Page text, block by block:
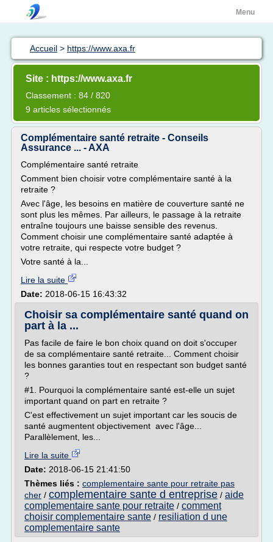
Menu
Accueil > https://www.axa.fr
Site : https://www.axa.fr
Classement : 84 / 820
9 articles sélectionnés
Complémentaire santé retraite - Conseils
Assurance ... - AXA
Complémentaire santé retraite
Comment bien choisir votre complémentaire santé à la
retraite ?
Avec l'âge, les besoins en matière de couverture santé ne
sont plus les mêmes. Par ailleurs, le passage à la retraite
entraîne toujours une baisse sensible des revenus.
Comment choisir une complémentaire santé adaptée à
votre retraite, qui respecte votre budget ?
Votre santé à la...
Lire la suite
Date: 2018-06-15 16:43:32
Choisir sa complémentaire santé quand on
part à la ...
Pas facile de faire le bon choix quand on doit s'occuper
de sa complémentaire santé retraite... Comment choisir
les bonnes garanties tout en respectant son budget santé
?
#1. Pourquoi la complémentaire santé est-elle un sujet
important quand on part en retraite ?
C'est effectivement un sujet important car les soucis de
santé augmentent objectivement avec l'âge...
Parallèlement, les...
Lire la suite
Date: 2018-06-15 21:41:50
Thèmes liés : complementaire sante pour retraite pas
cher / complementaire sante d entreprise / aide
complementaire sante pour retraite / comment
choisir complementaire sante / resiliation d une
complementaire sante